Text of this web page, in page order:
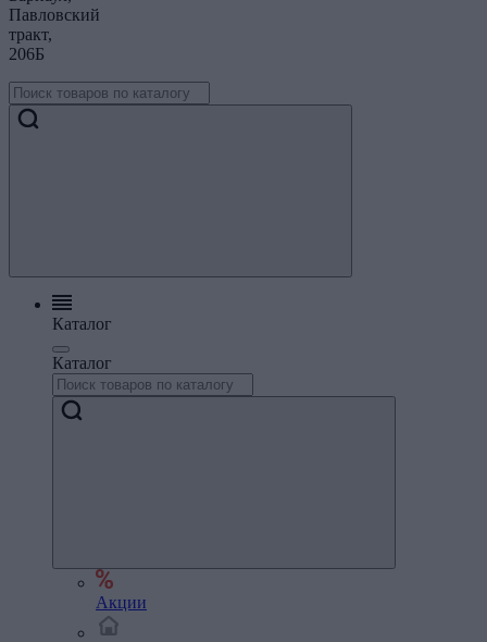
Павловский
тракт,
206Б
Каталог
Каталог
Акции